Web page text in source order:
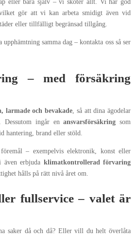
eller bära själv – vi sköter allt. Vi har god
gör att vi kan arbeta smidigt även vid
eller tillfälligt begränsad tillgång.
samma dag – kontakta oss så ser
– med försäkring
larmade och bevakade, så att dina ägodelar
Dessutom ingår enansvarsförsäkring som
hantering, brand eller stöld.
– exempelvis elektronik, konst eller
även erbjuda klimatkontrollerad förvaring
hålls på rätt nivå året om.
fullservice – valet är
saker då och då? Eller vill du helt överlåta